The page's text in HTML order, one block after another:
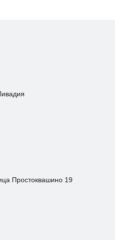
Простоквашино 19